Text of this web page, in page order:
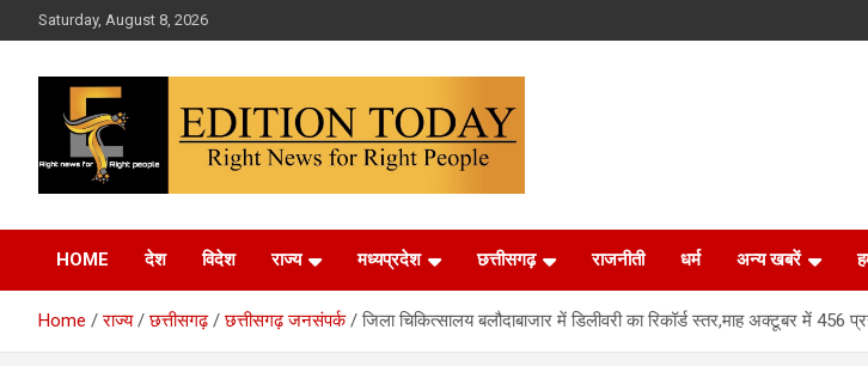
to
Saturday, August 8, 2026
Edition Today
HOME देश विदेश राज्य मध्यप्रदेश छत्तीसगढ़ राजनीती धर्म अन्य खबरें
Home राज्य छत्तीसगढ़ छत्तीसगढ़ जनसंपर्क जिला चिकित्सालय बलौदाबाजार में डिलीवरी का रिकॉर्ड स्तर,माह अक्टूबर में 456